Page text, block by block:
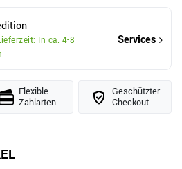
In ca. 4-8
Services
Flexible
Zahlarten
Geschützter
Checkout